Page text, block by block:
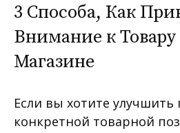
3 Способа, Как
Внимание к
Магазине
Если вы хотите
конкретной товарной